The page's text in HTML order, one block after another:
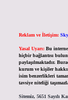
Reklam ve İletişim:
Yasal Uyarı: Bu
hiçbir bağlantısı
paylaşılmaktadır.
kurum ve kişiler
isim benzerlikleri
tavsiye niteliği
Sitemiz, 5651 Sayılı